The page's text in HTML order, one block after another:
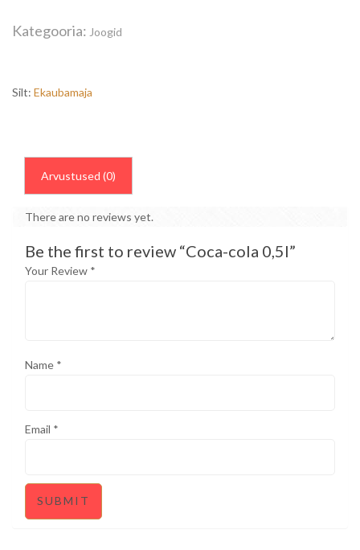
Kategooria: Joogid
Silt: Ekaubamaja
Arvustused (0)
There are no reviews yet.
Be the first to review “Coca-cola 0,5l”
Your Review *
Name *
Email *